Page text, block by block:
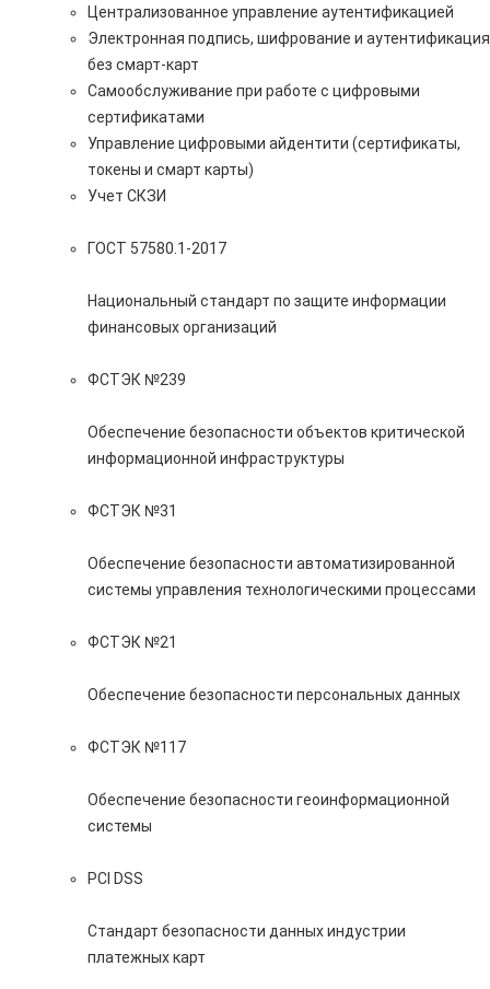
Централизованное управление аутентификацией
Электронная подпись, шифрование и аутентификация
без смарт-карт
Самообслуживание при работе с цифровыми
сертификатами
Управление цифровыми айдентити (сертификаты,
токены и смарт карты)
Учет СКЗИ
ГОСТ 57580.1-2017
Национальный стандарт по защите информации
финансовых организаций
ФСТЭК №239
Обеспечение безопасности объектов критической
информационной инфраструктуры
ФСТЭК №31
Обеспечение безопасности автоматизированной
системы управления технологическими процессами
ФСТЭК №21
Обеспечение безопасности персональных данных
ФСТЭК №117
Обеспечение безопасности геоинформационной
системы
PCI DSS
Стандарт безопасности данных индустрии
платежных карт